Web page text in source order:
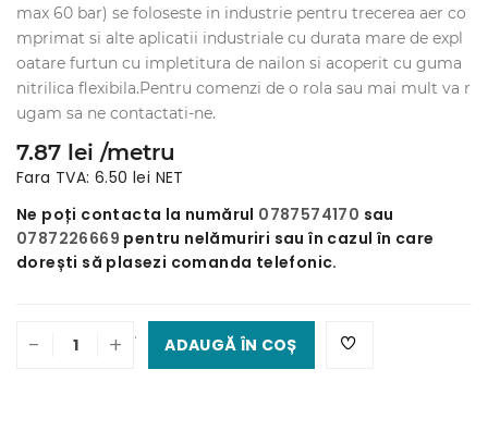
max 60 bar) se foloseste in industrie pentru trecerea aer co
mprimat si alte aplicatii industriale cu durata mare de expl
oatare furtun cu impletitura de nailon si acoperit cu guma
nitrilica flexibila.Pentru comenzi de o rola sau mai mult va r
ugam sa ne contactati-ne.
7.87 lei /metru
Fara TVA: 6.50 lei NET
Ne poți contacta la numărul 0787574170 sau
0787226669 pentru nelămuriri sau în cazul în care
dorești să plasezi comanda telefonic.
- + .
ADAUGĂ ÎN COȘ